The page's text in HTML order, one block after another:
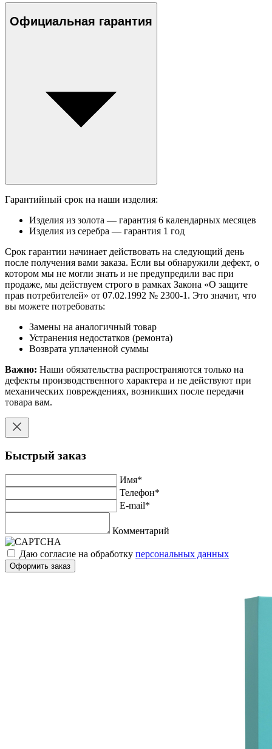
Официальная гарантия
Гарантийный срок на наши изделия:
Изделия из золота — гарантия 6 календарных месяцев
Изделия из серебра — гарантия 1 год
Срок гарантии начинает действовать на следующий день
после получения вами заказа. Если вы обнаружили дефект, о
котором мы не могли знать и не предупредили вас при
продаже, мы действуем строго в рамках Закона «О защите
прав потребителей» от 07.02.1992 № 2300-1. Это значит, что
вы можете потребовать:
Замены на аналогичный товар
Устранения недостатков (ремонта)
Возврата уплаченной суммы
Важно: Наши обязательства распространяются только на
дефекты производственного характера и не действуют при
механических повреждениях, возникших после передачи
товара вам.
Быстрый заказ
Имя*
Телефон*
E-mail*
Комментарий
Даю согласие на обработку персональных данных
Оформить заказ